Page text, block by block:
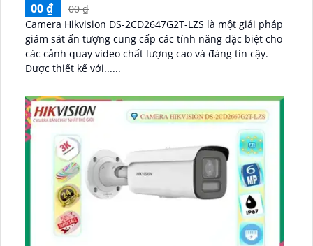
00 ₫
00 ₫
Camera Hikvision DS-2CD2647G2T-LZS là một giải pháp
giám sát ấn tượng cung cấp các tính năng đặc biệt cho
các cảnh quay video chất lượng cao và đáng tin cậy.
Được thiết kế với......